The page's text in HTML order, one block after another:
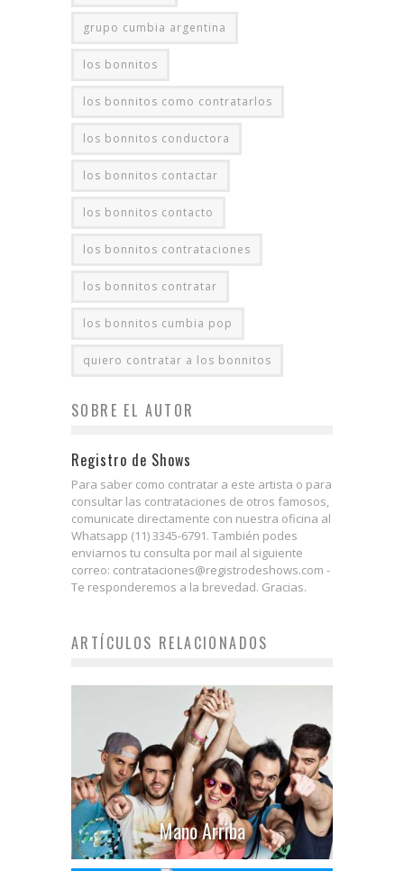
grupo cumbia argentina
los bonnitos
los bonnitos como contratarlos
los bonnitos conductora
los bonnitos contactar
los bonnitos contacto
los bonnitos contrataciones
los bonnitos contratar
los bonnitos cumbia pop
quiero contratar a los bonnitos
SOBRE EL AUTOR
Registro de Shows
Para saber como contratar a este artista o para
consultar las contrataciones de otros famosos,
comunicate directamente con nuestra oficina al
Whatsapp (11) 3345-6791. También podes
enviarnos tu consulta por mail al siguiente
correo: contrataciones@registrodeshows.com -
Te responderemos a la brevedad. Gracias.
ARTÍCULOS RELACIONADOS
Mano Arriba
Marka Akme